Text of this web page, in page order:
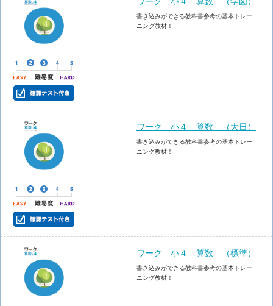
書き込みができる教科書参考の基本トレー
ニング教材！
ワーク 小４ 算数 （大日）
書き込みができる教科書参考の基本トレー
ニング教材！
ワーク 小４ 算数 （標準）
書き込みができる教科書参考の基本トレー
ニング教材！